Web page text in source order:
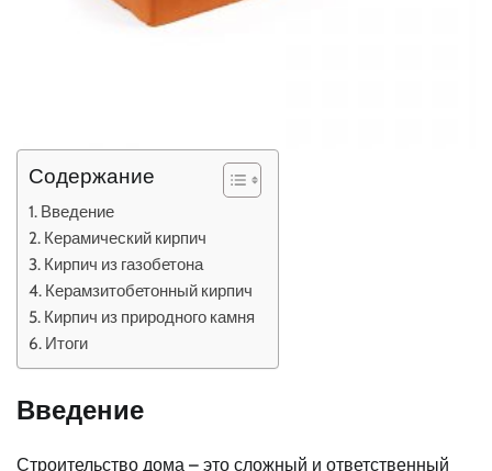
Содержание
Введение
Керамический кирпич
Кирпич из газобетона
Керамзитобетонный кирпич
Кирпич из природного камня
Итоги
Введение
Строительство дома – это сложный и ответственный